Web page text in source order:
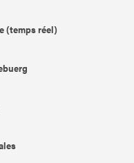
(temps réel)